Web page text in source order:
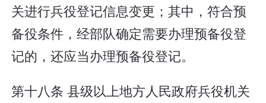
关进行兵役登记信息变更；其中，符合预
备役条件，经部队确定需要办理预备役登
记的，还应当办理预备役登记。
第十八条 县级以上地方人民政府兵役机关